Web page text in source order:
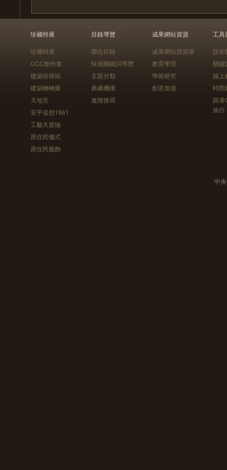
珍藏特展
珍藏特展
CCC創作集
建築排排站
建築轉轉樂
天地宮
安平追想1661
工藝大冒險
原住民儀式
原住民服飾
目錄導覽
聯合目錄
快速關鍵詞導覽
主題分類
典藏機構
進階搜尋
成果網站資源
成果網站資源庫
教育學習
學術研究
創意加值
工具
技術
關鍵
線上
時間
跟
旅行
中